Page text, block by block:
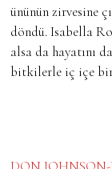
ününün zirvesine
döndü. Isabella
alsa da hayatını
bitkilerle iç içe bir